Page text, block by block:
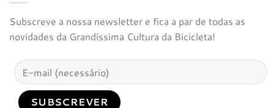
Subscreve a nossa newsletter e fica a par de todas as
novidades da Grandíssima Cultura da Bicicleta!